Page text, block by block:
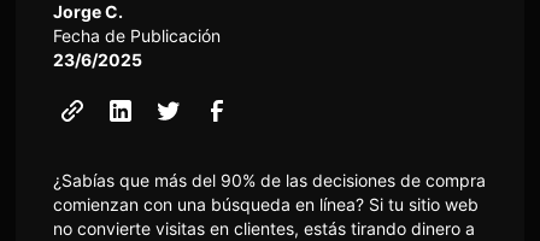
Jorge C.
Fecha de Publicación
23/6/2025
¿Sabías que más del 90% de las decisiones de compra
comienzan con una búsqueda en línea? Si tu sitio web
no convierte visitas en clientes, estás tirando dinero a